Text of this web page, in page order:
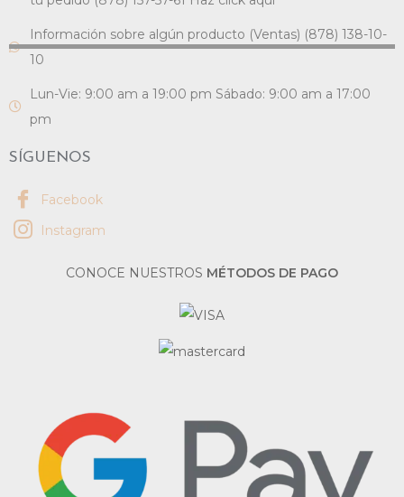
Información sobre algún producto (Ventas) (878) 138-10-
10
Lun-Vie: 9:00 am a 19:00 pm Sábado: 9:00 am a 17:00
pm
SÍGUENOS
Facebook
Instagram
CONOCE NUESTROS MÉTODOS DE PAGO